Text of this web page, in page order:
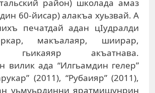
район) школада амаз
60-йисар) алакъа хуьзвай. А
печатдай адан цIудралди
макъалаяр, шиирар,
гьикаяяр акъатнава.
вилик ада “Илгьамдин гелер”
(2011), “Рубаияр” (2011),
уьмуьрдинни яратмишунрин